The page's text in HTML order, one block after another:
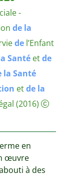
-
de la
de l’Enfant
Santé etde
la Santé
etde la
(2016)
en
œuvre
à des